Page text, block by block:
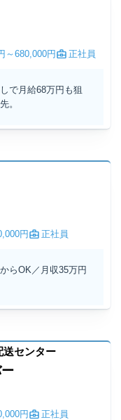
～ 680,000円 正社員
で月給68万円も狙
。
円 正社員
らOK／月収35万円
センター
円 正社員